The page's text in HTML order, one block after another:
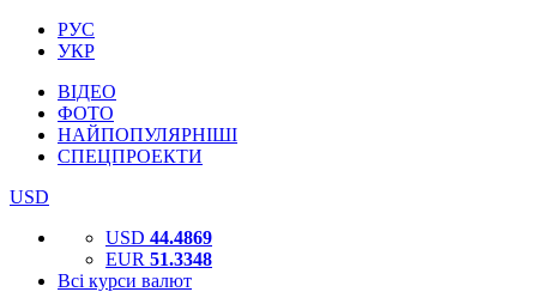
РУС
УКР
ВІДЕО
ФОТО
НАЙПОПУЛЯРНІШІ
СПЕЦПРОЕКТИ
USD
USD 44.4869
EUR 51.3348
Всі курси валют